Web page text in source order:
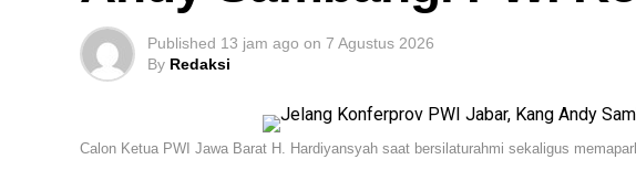
Published 13 jam ago on 7 Agustus 2026
By Redaksi
Calon Ketua PWI Jawa Barat H. Hardiyansyah saat bersilaturahmi sekaligus